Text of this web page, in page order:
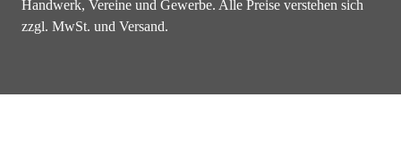
Handwerk, Vereine und Gewerbe. Alle Preise verstehen sich
zzgl. MwSt. und Versand.